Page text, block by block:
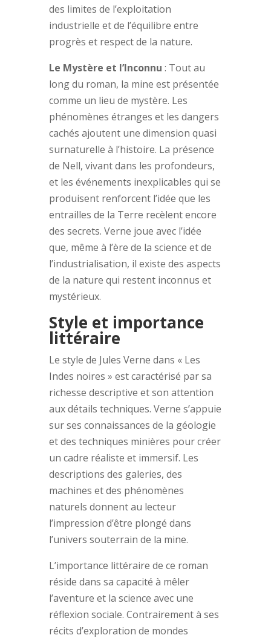
des limites de l’exploitation
industrielle et de l’équilibre entre
progrès et respect de la nature.
Le Mystère et l’Inconnu : Tout au
long du roman, la mine est présentée
comme un lieu de mystère. Les
phénomènes étranges et les dangers
cachés ajoutent une dimension quasi
surnaturelle à l’histoire. La présence
de Nell, vivant dans les profondeurs,
et les événements inexplicables qui se
produisent renforcent l’idée que les
entrailles de la Terre recèlent encore
des secrets. Verne joue avec l’idée
que, même à l’ère de la science et de
l’industrialisation, il existe des aspects
de la nature qui restent inconnus et
mystérieux.
Style et importance
littéraire
Le style de Jules Verne dans « Les
Indes noires » est caractérisé par sa
richesse descriptive et son attention
aux détails techniques. Verne s’appuie
sur ses connaissances de la géologie
et des techniques minières pour créer
un cadre réaliste et immersif. Les
descriptions des galeries, des
machines et des phénomènes
naturels donnent au lecteur
l’impression d’être plongé dans
l’univers souterrain de la mine.
L’importance littéraire de ce roman
réside dans sa capacité à mêler
l’aventure et la science avec une
réflexion sociale. Contrairement à ses
récits d’exploration de mondes